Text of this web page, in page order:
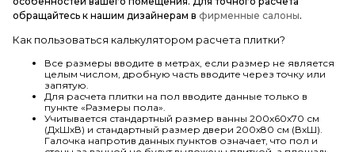
обращайтесь к нашим дизайнерам в фирменные салоны.
Как пользоваться калькулятором расчета плитки?
Все размеры вводите в метрах, если размер не является
целым числом, дробную часть вводите через точку или
запятую.
Для расчета плитки на пол вводите данные только в
пункте «Размеры пола».
Учитывается стандартный размер ванны 200х60х70 см
(ДхШхВ) и стандартный размер двери 200х80 см (ВхШ).
Галочка напротив данных пунктов означает, что пол и